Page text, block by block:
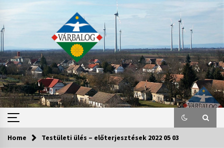
content
Home Testületi ülés – előterjesztések 2022 05 03